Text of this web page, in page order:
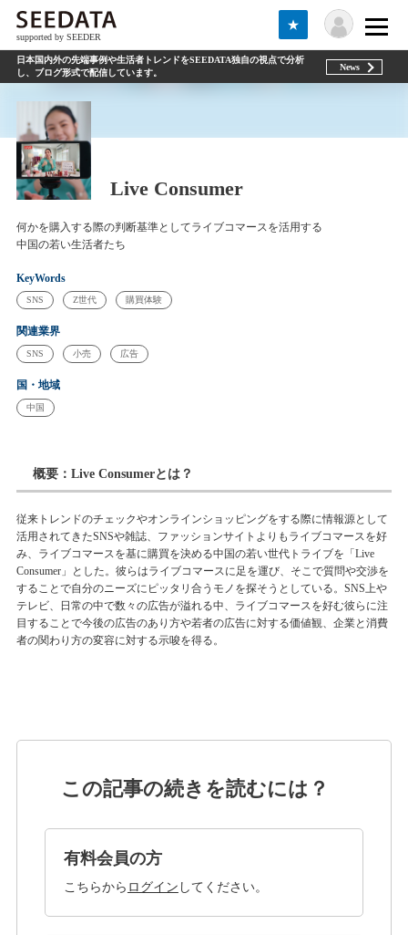
supported by SEEDER
★
日本国内外の先端事例や生活者トレンドをSEEDATA独自の視点で分析
し、ブログ形式で配信しています。
News
Live Consumer
何かを購入する際の判断基準としてライブコマースを活用する
中国の若い生活者たち
KeyWords
SNS Z世代 購買体験
関連業界
SNS 小売 広告
国・地域
中国
概要：Live Consumerとは？
従来トレンドのチェックやオンラインショッピングをする際に情報源として
活用されてきたSNSや雑誌、ファッションサイトよりもライブコマースを好
み、ライブコマースを基に購買を決める中国の若い世代トライブを「Live
Consumer」とした。彼らはライブコマースに足を運び、そこで質問や交渉を
することで自分のニーズにピッタリ合うモノを探そうとしている。 SNS上や
テレビ、日常の中で数々の広告が溢れる中、ライブコマースを好む彼らに注
目することで今後の広告のあり方や若者の広告に対する価値観、企業と消費
者の関わり方の変容に対する示唆を得る。
この記事の続きを読むには？
有料会員の方
こちらから ログイン してください。